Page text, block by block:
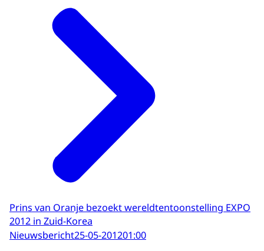
Prins van Oranje bezoekt wereldtentoonstelling EXPO
2012 in Zuid-Korea
Nieuwsbericht25-05-201201:00